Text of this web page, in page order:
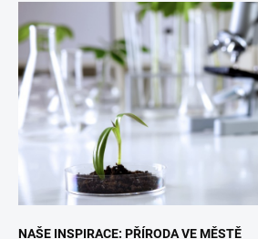
NAŠE INSPIRACE: PŘÍRODA VE MĚSTĚ